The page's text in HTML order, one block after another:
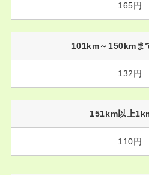
165
101km～150kmま
132
151km以上
110